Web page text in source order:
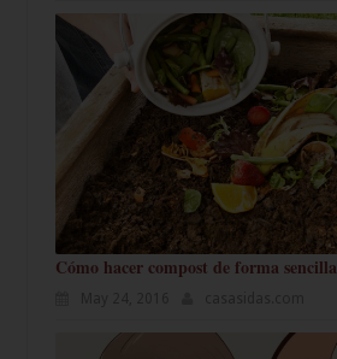
Cómo hacer compost de forma sencilla